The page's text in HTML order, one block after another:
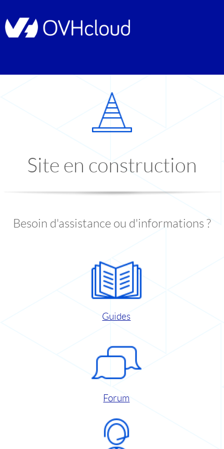
Site en construction
Besoin d'assistance ou d'informations ?
Guides
Forum